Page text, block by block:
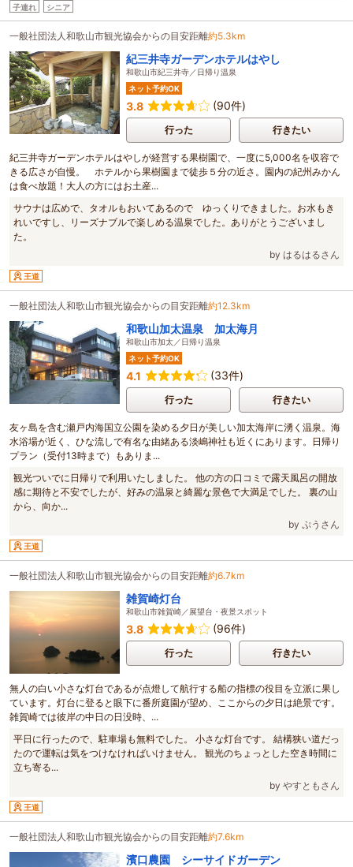
子連れ シニア
一般社団法人和歌山市観光協会からの目安距離約5.3km
紀三井寺ガーデンホテルはやし
和歌山市紀三井寺／日帰り温泉
ネット予約OK
3.8 (90件)
行った 行きたい
紀三井寺ガーデンホテルはやしが経営する果樹園で、一度に5,000名を収容で
きる広さが自慢。 ホテルから果樹園まで徒歩５分の近さ。園内の紀州みかん
は食べ放題！大人の方にはお土産...
サウナは広めで、タオルもおいてあるので ゆっくりできました。お水もき
れいですし、リーズナブルで楽しめる温泉でした。ありがとうございまし
た。
by はるはるさん
王道
一般社団法人和歌山市観光協会からの目安距離約12.3km
和歌山加太温泉 加太海月
和歌山市加太／日帰り温泉
ネット予約OK
4.1 (33件)
行った 行きたい
友ヶ島を含む瀬戸内海国立公園を染める夕日が美しい加太海岸に湧く温泉。海
水浴場が近く、ひな流しで有名な由緒ある淡嶋神社も近くにあります。日帰り
プラン（受付13時まで）もありま...
観光ついでに日帰りで利用いたしました。 他の方の口コミで露天風呂の開放
感に期待と不安でしたが、好みの温泉と綺麗な景色で大満足でした。 裏の山
から、向か...
by ぷうさん
王道
一般社団法人和歌山市観光協会からの目安距離約6.7km
雑賀崎灯台
和歌山市雑賀崎／展望台・夜景スポット
3.8 (96件)
行った 行きたい
無人の白い小さな灯台であるが点燈して航行する船の指標の役目を立派に果し
ています。灯台に登ると眼下に番所庭園が望め、ここからの夕日は絶景です。
雑賀崎では彼岸の中日の日没時、...
平日に行ったので、駐車場も無料でした。 小さな灯台です。 結構狭い道だっ
たので運転は気をつけなければいけません。 観光のちょっとした空き時間に
立ち寄る...
by やすともさん
王道
一般社団法人和歌山市観光協会からの目安距離約7.6km
濱口農園 シーサイドガーデン